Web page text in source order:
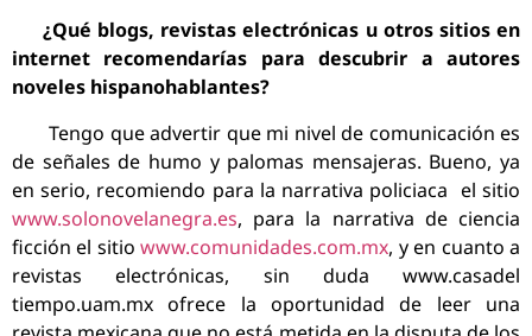
¿Qué blogs, revistas electrónicas u otros sitios en
internet recomendarías para descubrir a autores
noveles hispanohablantes?
Tengo que advertir que mi nivel de comunicación es
de señales de humo y palomas mensajeras. Bueno, ya
en serio, recomiendo para la narrativa policiaca el sitio
www.solonovelanegra.es, para la narrativa de ciencia
ficción el sitiowww.comunidades.com.mx, y en cuanto a
revistas electrónicas, sin duda www.casadel
tiempo.uam.mx ofrece la oportunidad de leer una